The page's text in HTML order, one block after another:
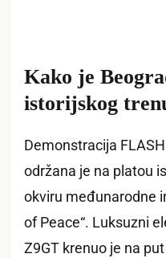
Kako je
istorijskog
Demonstracija
održana je na platou
okviru međunarodne
of Peace“. Luksuzni
Z9GT krenuo je na